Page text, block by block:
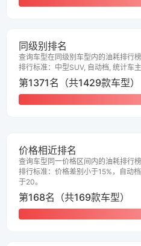
同级别排名
查询车型在同级别车型内的油耗排行榜
排行标准：中型SUV, 自动档, 统计车
第1371名（共1429款车型）
价格相近排名
查询车型同一价格区间内的油耗排行榜
排行标准：价格差别小于15%，自动
于20。
第168名（共169款车型）